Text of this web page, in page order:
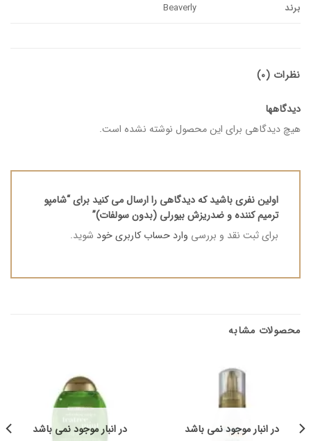
برند Beaverly
نظرات (0)
دیدگاهها
هیچ دیدگاهی برای این محصول نوشته نشده است.
اولین نفری باشید که دیدگاهی را ارسال می کنید برای “شامپو
ترمیم کننده و ضدریزش بیورلی (بدون سولفات)”
برای ثبت نقد و بررسی وارد حساب کاربری خود شوید.
محصولات مشابه
در انبار موجود نمی باشد در انبار موجود نمی باشد